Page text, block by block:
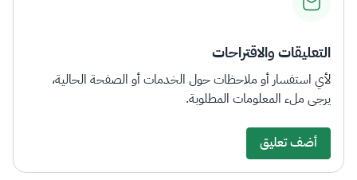
التعليقات والاقتراحات
لأي استفسار أو ملاحظات حول الخدمات أو الصفحة الحالية،
يرجى ملء المعلومات المطلوبة.
أضف تعليق